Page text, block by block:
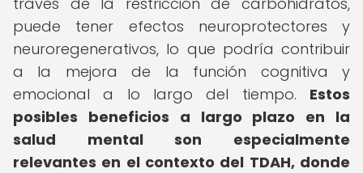
puede tener efectos neuroprotectores y
neuroregenerativos, lo que podría contribuir
a la mejora de la función cognitiva y
emocional a lo largo del tiempo. Estos
posibles beneficios a largo plazo en la
salud mental son especialmente
relevantes en el contexto del TDAH, donde